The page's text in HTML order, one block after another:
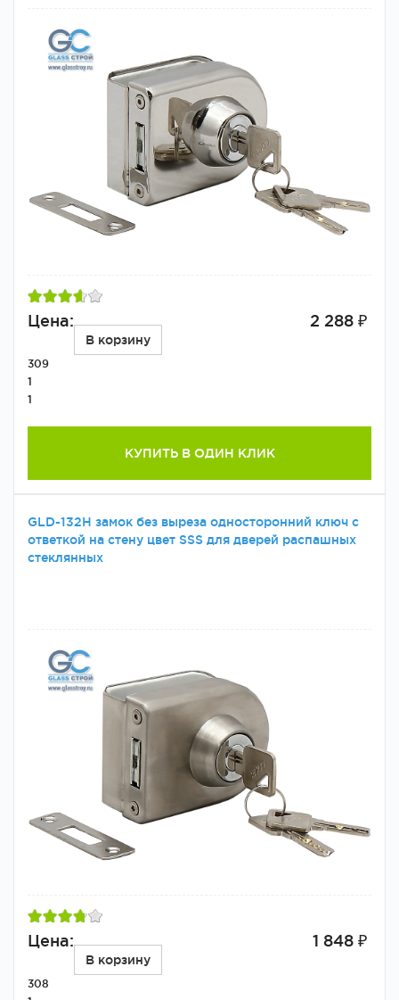
Цена: 2 288 ₽
В корзину
309
1
1
КУПИТЬ В ОДИН КЛИК
GLD-132H замок без выреза односторонний ключ с
ответкой на стену цвет SSS для дверей распашных
стеклянных
Цена: 1 848 ₽
В корзину
308